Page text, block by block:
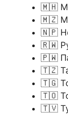
🇲🇭
🇲🇿
🇳🇵
🇷🇼
🇵🇼
🇹🇿
🇹🇬
🇹🇴
🇹🇻